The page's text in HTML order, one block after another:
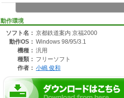
・京福電鉄架空車内案内 京福2000.trn
動作環境
ソフト名： 京都鉄道案内 京福2000
動作OS： Windows 98/95/3.1
機種： 汎用
種類： フリーソフト
作者： 小嶋 俊和